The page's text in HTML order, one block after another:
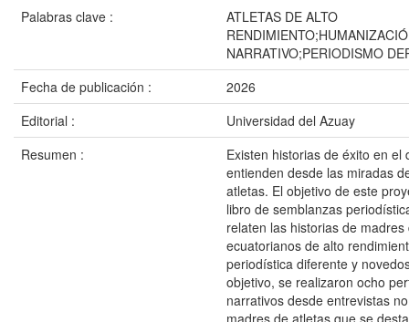
Palabras clave :
ATLETAS DE ALTO
NARRATIVO;PERIODISMO
Fecha de publicación :
2026
Editorial :
Universidad del Azuay
Resumen :
Existen historias de éxito en el
entienden desde las miradas
atletas. El objetivo de este
libro de semblanzas
relaten las historias de
ecuatorianos de alto
periodística diferente y
objetivo, se realizaron ocho
narrativos desde entrevistas
madres de atletas que se